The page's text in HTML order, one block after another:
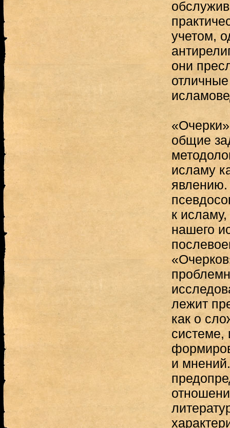
учетом,
они
общие
исламу
явлению.
к
нашего
лежит
как о
системе,
и